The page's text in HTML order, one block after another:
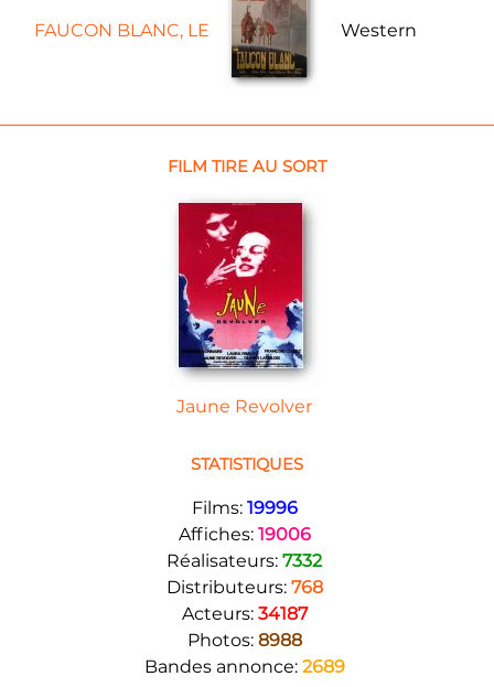
FAUCON BLANC, LE Western
FILM TIRE AU SORT
Jaune Revolver
STATISTIQUES
Films: 19996
Affiches: 19006
Réalisateurs: 7332
Distributeurs: 768
Acteurs: 34187
Photos: 8988
Bandes annonce: 2689